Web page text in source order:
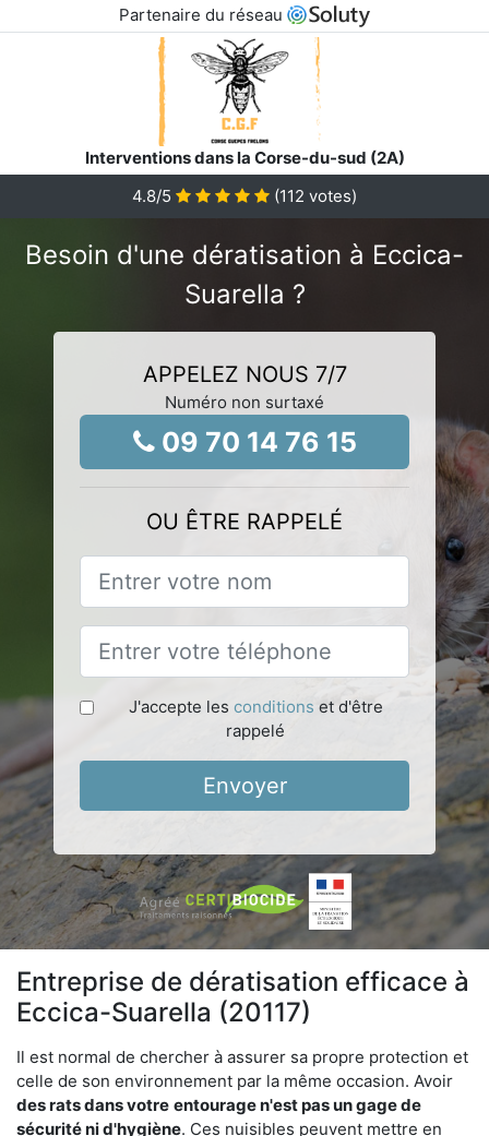
Partenaire du réseau
Interventions dans la Corse-du-sud (2A)
4.8/5 (112 votes)
Besoin d'une dératisation à Eccica-
Suarella ?
APPELEZ NOUS 7/7
Numéro non surtaxé
09 70 14 76 15
OU ÊTRE RAPPELÉ
J'accepte les conditions et d'être
rappelé
Envoyer
Entreprise de dératisation efficace à
Eccica-Suarella (20117)
Il est normal de chercher à assurer sa propre protection et
celle de son environnement par la même occasion. Avoir
des rats dans votre entourage n'est pas un gage de
sécurité ni d'hygiène. Ces nuisibles peuvent mettre en